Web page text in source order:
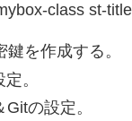
class st-
を作成する。
。
の設定。